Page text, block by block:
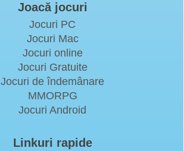
Joacă jocuri
Jocuri PC
Jocuri Mac
Jocuri online
Jocuri Gratuite
Jocuri de îndemânare
MMORPG
Jocuri Android
Linkuri rapide